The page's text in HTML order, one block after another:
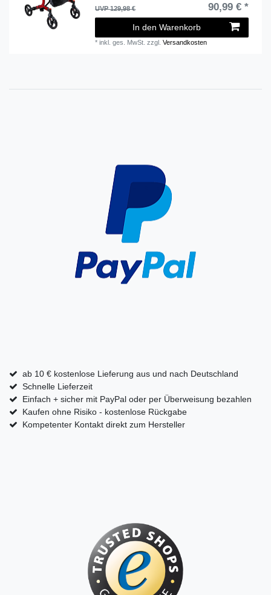
UVP 129,98 € 90,99 € *
In den Warenkorb
*inkl. ges. MwSt. zzgl.Versandkosten
ab 10 € kostenlose Lieferung aus und nach Deutschland
Schnelle Lieferzeit
Einfach + sicher mit PayPal oder per Überweisung bezahlen
Kaufen ohne Risiko - kostenlose Rückgabe
Kompetenter Kontakt direkt zum Hersteller